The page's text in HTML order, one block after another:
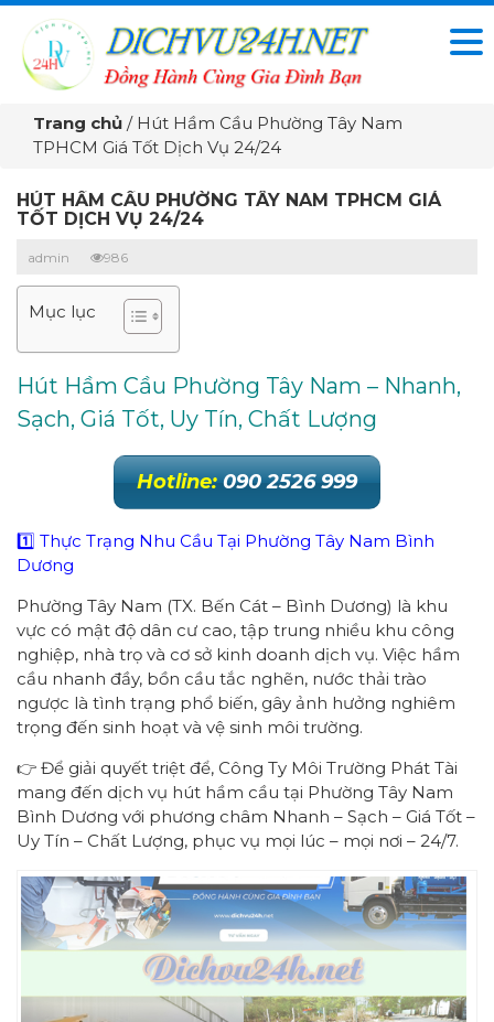
Trang chủ / Hút Hầm Cầu Phường Tây Nam
TPHCM Giá Tốt Dịch Vụ 24/24
HÚT HẦM CẦU PHƯỜNG TÂY NAM TPHCM GIÁ
TỐT DỊCH VỤ 24/24
admin 986
Mục lục
Hút Hầm Cầu Phường Tây Nam – Nhanh,
Sạch, Giá Tốt, Uy Tín, Chất Lượng
Hotline: 090 2526 999
1️⃣ Thực Trạng Nhu Cầu Tại Phường Tây Nam Bình
Dương
Phường Tây Nam (TX. Bến Cát – Bình Dương) là khu
vực có mật độ dân cư cao, tập trung nhiều khu công
nghiệp, nhà trọ và cơ sở kinh doanh dịch vụ. Việc hầm
cầu nhanh đầy, bồn cầu tắc nghẽn, nước thải trào
ngược là tình trạng phổ biến, gây ảnh hưởng nghiêm
trọng đến sinh hoạt và vệ sinh môi trường.
👉 Để giải quyết triệt để, Công Ty Môi Trường Phát Tài
mang đến dịch vụ hút hầm cầu tại Phường Tây Nam
Bình Dương với phương châm Nhanh – Sạch – Giá Tốt –
Uy Tín – Chất Lượng, phục vụ mọi lúc – mọi nơi – 24/7.